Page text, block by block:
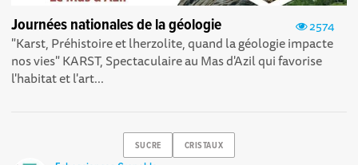
2574
Journées nationales de la géologie
"Karst, Préhistoire et lherzolite, quand la géologie impacte
nos vies" KARST, Spectaculaire au Mas d'Azil qui favorise
l'habitat et l'art...
SUCRE CRISTAUX